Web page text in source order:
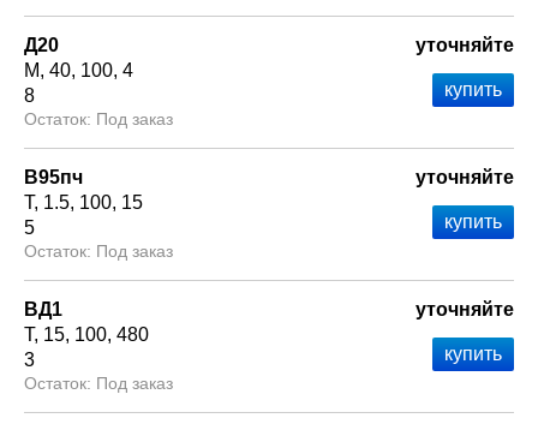
Д20
М 40 100 4
8
Под заказ
уточняйте
В95пч
Т 1.5 100 15
5
Под заказ
уточняйте
ВД1
Т 15 100 480
3
Под заказ
уточняйте